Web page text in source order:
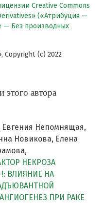
Creative Commons
(«Атрибуция —
— Без производных
(c) 2022
этого автора
Непомнящая,
Новикова, Елена
НЕКРОЗА
ВЛИЯНИЕ НА
ПРИ РАКЕ